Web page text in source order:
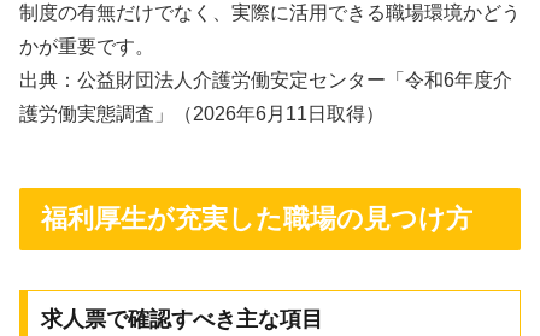
制度の有無だけでなく、実際に活用できる職場環境かどう
かが重要です。
出典：公益財団法人介護労働安定センター「令和6年度介
護労働実態調査」（2026年6月11日取得）
福利厚生が充実した職場の見つけ方
求人票で確認すべき主な項目